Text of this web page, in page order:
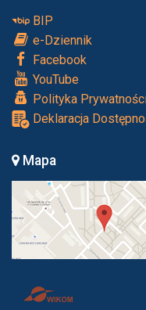
BIP
e-Dziennik
Facebook
YouTube
Polityka
Deklaracja
Mapa